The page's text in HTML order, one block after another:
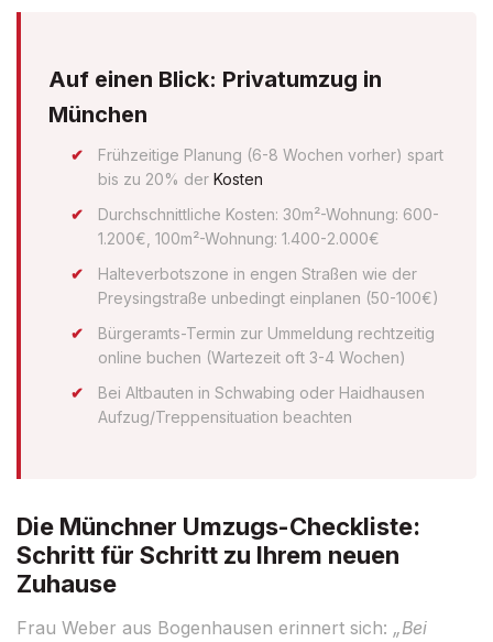
Auf einen Blick: Privatumzug in
München
Frühzeitige Planung (6-8 Wochen vorher) spart
bis zu 20% der Kosten
Durchschnittliche Kosten: 30m²-Wohnung: 600-
1.200€, 100m²-Wohnung: 1.400-2.000€
Halteverbotszone in engen Straßen wie der
Preysingstraße unbedingt einplanen (50-100€)
Bürgeramts-Termin zur Ummeldung rechtzeitig
online buchen (Wartezeit oft 3-4 Wochen)
Bei Altbauten in Schwabing oder Haidhausen
Aufzug/Treppensituation beachten
Die Münchner Umzugs-Checkliste:
Schritt für Schritt zu Ihrem neuen
Zuhause
Frau Weber aus Bogenhausen erinnert sich: „Bei